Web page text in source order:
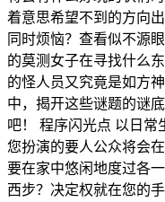
着意思希望不到的方向
同时烦恼？查看似不源
的莫测女子在寻找什么
的怪人员又究竟是如方
中，揭开这些谜题的谜
吧！ 程序闪光点 以日常
您扮演的要人公众将会
要在家中悠闲地度过各
西步？决定权就在您的